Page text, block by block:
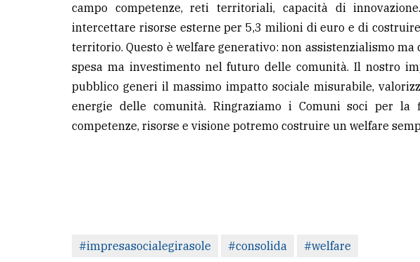
campo competenze, reti territoriali, capacità di
intercettare risorse esterne per 5,3 milioni di euro e di
territorio. Questo è welfare generativo: non assistenzialismo
spesa ma investimento nel futuro delle comunità. Il nostro
pubblico generi il massimo impatto sociale misurabile,
energie delle comunità. Ringraziamo i Comuni soci per la
competenze, risorse e visione potremo costruire un welfare
#impresasocialegirasole #consolida #welfare